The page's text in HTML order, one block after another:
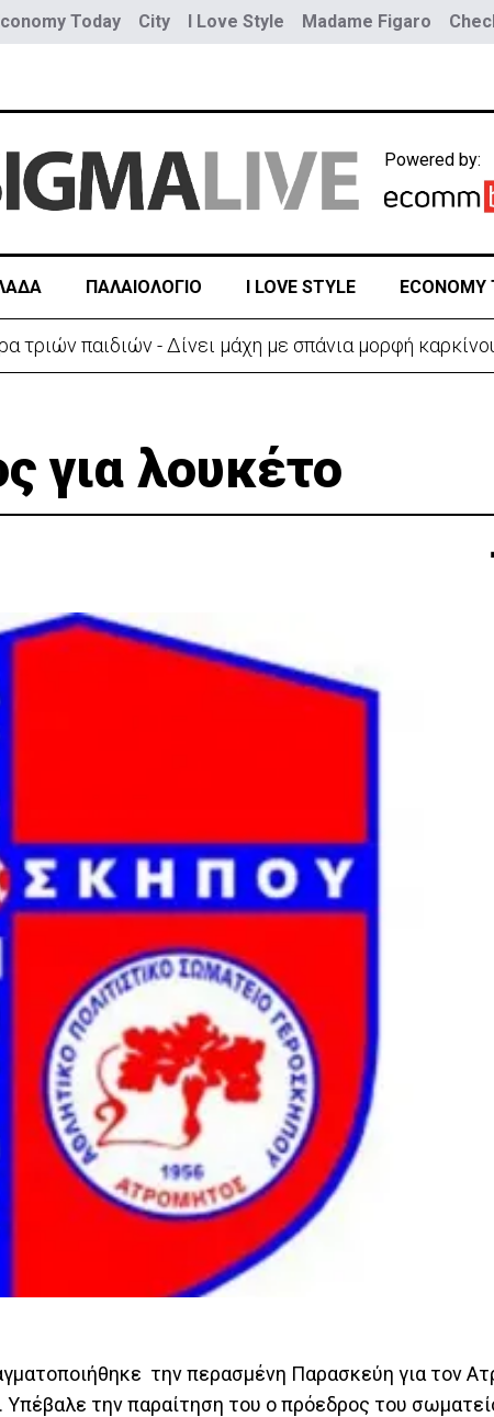
Today City I Love Style Madame Figaro
Powered by:
ΠΑΛΑΙΟΛΟΓΙΟ I LOVE STYLE ECONOMY
τριών παιδιών - Δίνει μάχη με σπάνια μορφή
για λουκέτο
την περασμένη Παρασκεύη για τον
την παραίτηση του ο πρόεδρος του